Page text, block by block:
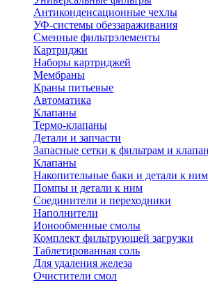
Антиконденсационные чехлы
УФ-системы обеззараживания
Сменные фильтрэлементы
Картриджи
Наборы картриджей
Мембраны
Краны питьевые
Автоматика
Клапаны
Термо-клапаны
Детали и запчасти
Запасные сетки к фильтрам и
Клапаны
Накопительные баки и детали к ним
Помпы и детали к ним
Соединители и переходники
Наполнители
Ионообменные смолы
Комплект фильтрующей загрузки
Таблетированная соль
Для удаления железа
Очистители смол